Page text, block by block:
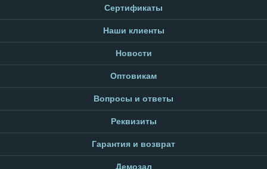
Сертификаты
Наши клиенты
Новости
Оптовикам
Вопросы и ответы
Реквизиты
Гарантия и возврат
Демозал